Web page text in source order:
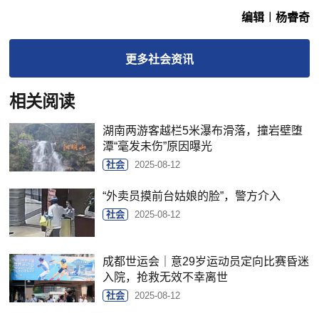
编辑︱杨睿奇
更多社会资讯
相关阅读
湖南两游客越栏5米瀑布滑落，撞岩壁堕
潭“毫发未伤”原因曝光
社会 2025-08-12
“外卖员摸前台姑娘的脸”，警方介入
社会 2025-08-12
成都世运会｜意29岁运动员定向比赛昏迷
入院，抢救无效不幸离世
社会 2025-08-12